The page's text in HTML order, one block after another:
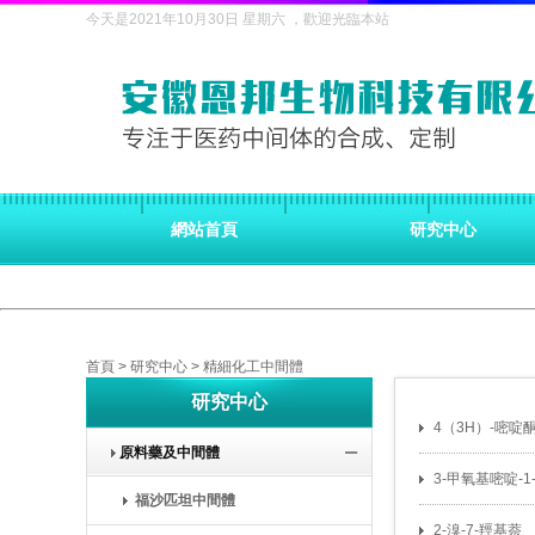
今天是2021年10月30日 星期六 ，歡迎光臨本站
網站首頁 研究中心
首頁 > 研究中心 > 精細化工中間體
研究中心
原料藥及中間體
福沙匹坦中間體
4（3H）-嘧啶
3-甲氧基嘧啶-
2-溴-7-羥基萘